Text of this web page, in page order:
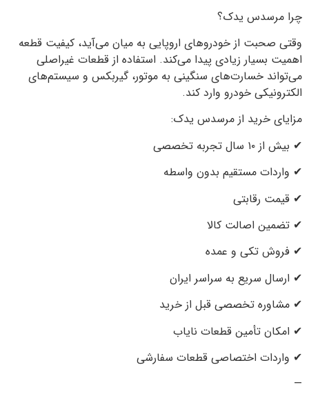
چرا مرسدس یدک؟
وقتی صحبت از خودروهای اروپایی به میان می‌آید، کیفیت قطعه
اهمیت بسیار زیادی پیدا می‌کند. استفاده از قطعات غیراصلی
می‌تواند خسارت‌های سنگینی به موتور، گیربکس و سیستم‌های
الکترونیکی خودرو وارد کند.
مزایای خرید از مرسدس یدک:
✔ بیش از ۱۰ سال تجربه تخصصی
✔ واردات مستقیم بدون واسطه
✔ قیمت رقابتی
✔ تضمین اصالت کالا
✔ فروش تکی و عمده
✔ ارسال سریع به سراسر ایران
✔ مشاوره تخصصی قبل از خرید
✔ امکان تأمین قطعات نایاب
✔ واردات اختصاصی قطعات سفارشی
—